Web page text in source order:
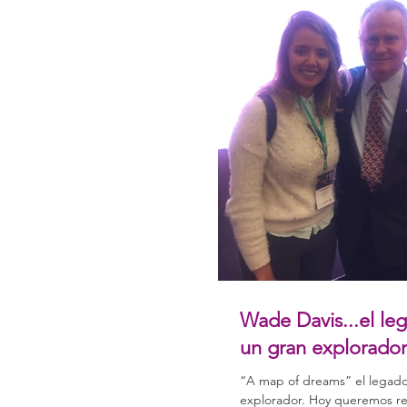
Wade Davis...el
un gran explorador
“A map of dreams” el
explorador. Hoy queremos